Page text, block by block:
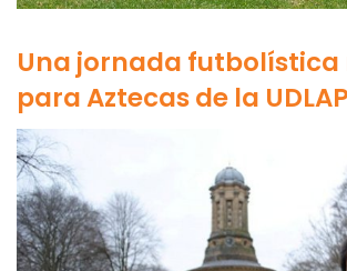
Una jornada futbolística
para Aztecas de la UDLAP